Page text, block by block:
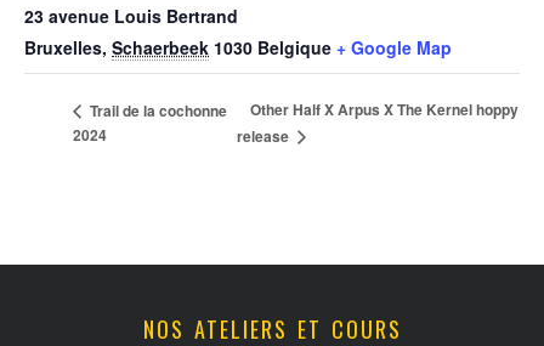
23 avenue Louis Bertrand
Bruxelles, Schaerbeek 1030 Belgique + Google Map
Trail de la cochonne
2024
Other Half X Arpus X The Kernel hoppy
release
NOS ATELIERS ET COURS